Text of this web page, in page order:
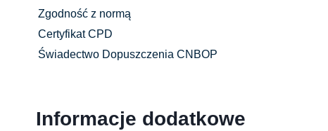
Zgodność z normą
Certyfikat CPD
Świadectwo Dopuszczenia CNBOP
Informacje dodatkowe